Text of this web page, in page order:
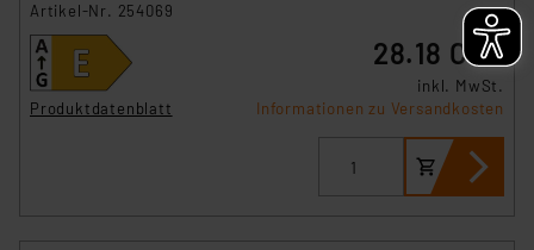
Artikel-Nr. 254069
Produktdatenblatt
28.18 CHF
inkl. MwSt.
Informationen zu Versandkosten